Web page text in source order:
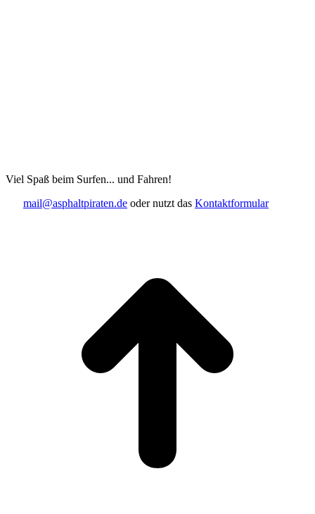
Viel Spaß beim Surfen... und Fahren!
mail@asphaltpiraten.de oder nutzt das Kontaktformular